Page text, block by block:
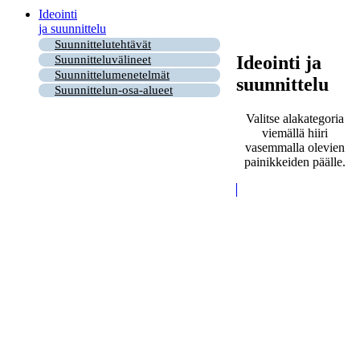
Ideointi
ja suunnittelu
Suunnittelutehtävät
Suunnitteluvälineet
Suunnittelumenetelmät
Suunnittelun-osa-alueet
Ideointi ja
suunnittelu
Valitse alakategoria
viemällä hiiri
vasemmalla olevien
painikkeiden päälle.